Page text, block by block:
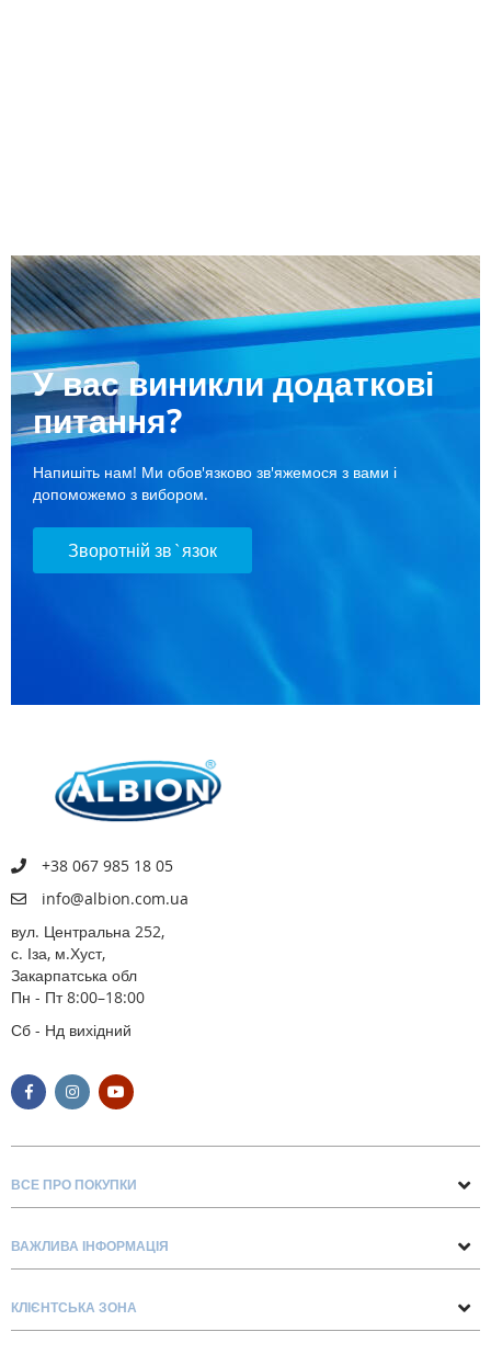
У вас виникли додаткові
питання?
Напишіть нам! Ми обов'язково зв'яжемося з вами і
допоможемо з вибором.
Зворотній зв`язок
+38 067 985 18 05
info@albion.com.ua
вул. Центральна 252,
с. Іза, м.Хуст,
Закарпатська обл
Пн - Пт 8:00–18:00
Сб - Нд вихідний
ВСЕ ПРО ПОКУПКИ
Про нас
Блог
ВАЖЛИВА ІНФОРМАЦІЯ
Доставка та оплата
КЛІЄНТСЬКА ЗОНА